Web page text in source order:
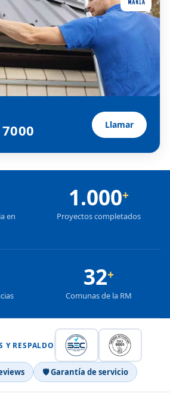
Llamar
en
1.000+
Proyectos completados
32+
Comunas de la RM
Y RESPALDO
🛡 Garantía de servicio